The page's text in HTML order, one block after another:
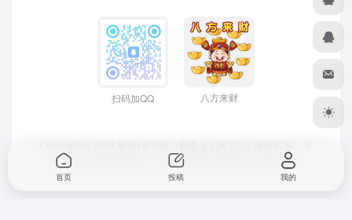
扫码加QQ 八方来财
ICP备2022039259号
、 粤公网安备44190002007732号
首页 投稿 我的